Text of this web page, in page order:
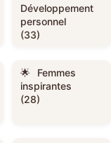
Développement
personnel
(33)
Femmes
inspirantes
(28)